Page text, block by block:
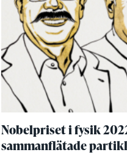
Nobelpriset i fysik
sammanflätade